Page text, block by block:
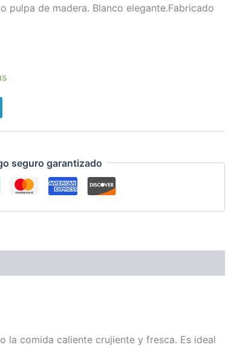
pulpa de madera. Blanco elegante.Fabricado
seguro garantizado
la comida caliente crujiente y fresca. Es ideal